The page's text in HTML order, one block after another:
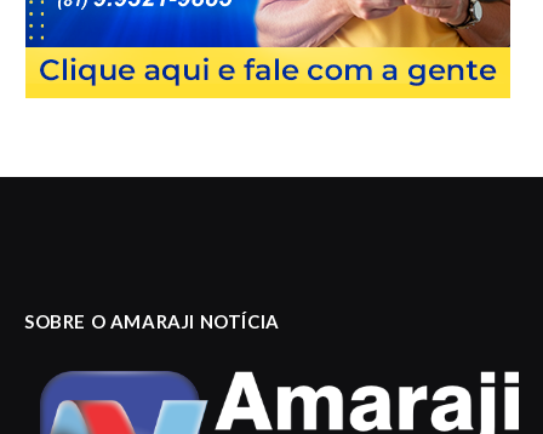
SOBRE O AMARAJI NOTÍCIA